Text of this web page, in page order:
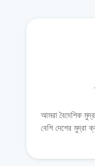
আমরা বৈদেশিক
বেশি দেশের মুদ্রা